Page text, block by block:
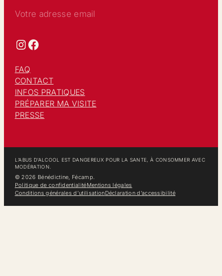
FAQ
CONTACT
INFOS PRATIQUES
PRÉPARER MA VISITE
PRESSE
Votre adresse email
Instagram Facebook
L’ABUS D’ALCOOL EST DANGEREUX POUR LA SANTE, À CONSOMMER AVEC
MODÉRATION.
© 2026 Bénédictine, Fécamp.
Politique de confidentialitéMentions légales
Conditions générales d’utilisationDéclaration d’accessibilité